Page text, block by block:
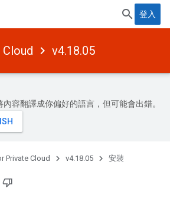
登入
v4.18.05
容翻譯成你偏好的語言，但可能會出錯。
Private Cloud v4.18.05 安裝